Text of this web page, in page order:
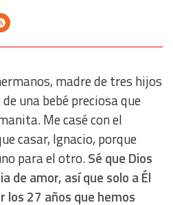
madre de tres hijos
una bebé preciosa que
Me casé con el
casar, Ignacio, porque
para el otro.Sé que Dios
de amor, así que solo a Él
los 27 años que hemos